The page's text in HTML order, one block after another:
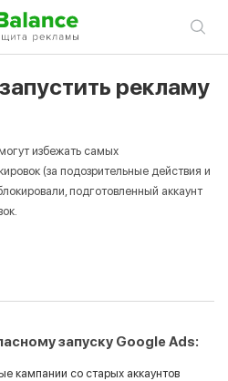
рекламу
избежать самых
(за подозрительные действия и
подготовленный аккаунт
запуску Google Ads:
кампании со старых аккаунтов
ЗАРЕГИСТРИРОВАТЬСЯ